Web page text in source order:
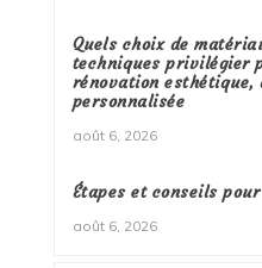
Quels choix de
techniques privilégier
rénovation esthétique,
personnalisée
août 6, 2026
Étapes et conseils
août 6, 2026